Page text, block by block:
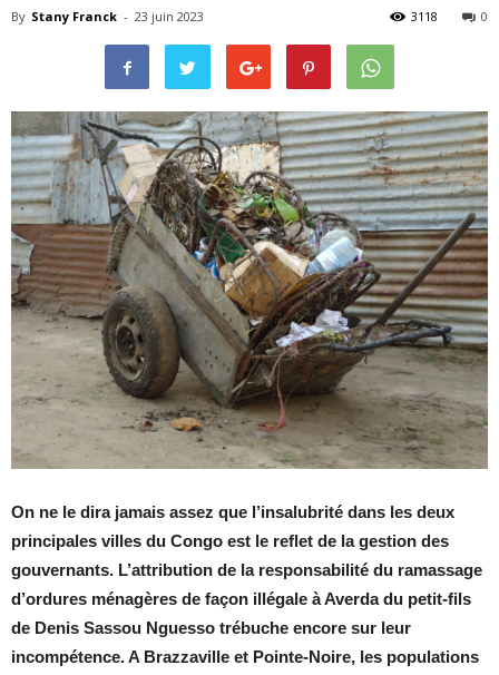
By Stany Franck - 23 juin 2023 0
3118
On ne le dira jamais assez que l’insalubrité dans les deux
principales villes du Congo est le reflet de la gestion des
gouvernants. L’attribution de la responsabilité du ramassage
d’ordures ménagères de façon illégale à Averda du petit-fils
de Denis Sassou Nguesso trébuche encore sur leur
incompétence. A Brazzaville et Pointe-Noire, les populations